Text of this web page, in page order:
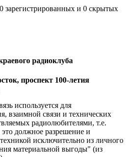
зарегистрированных и 0 скрытых
радиоклуба
проспект 100-летия
используется для
взаимной связи и технических
радиолюбителями, т.е.
должное разрешение и
исключительно из личного
материальной выгоды" (из